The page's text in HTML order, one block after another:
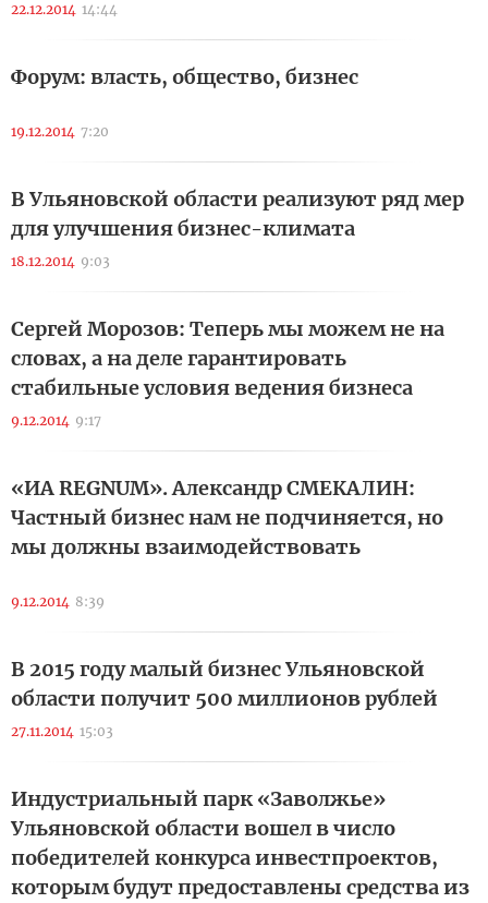
22.12.2014 14:44
Форум: власть, общество, бизнес
19.12.2014 7:20
В Ульяновской области реализуют ряд мер
для улучшения бизнес-климата
18.12.2014 9:03
Сергей Морозов: Теперь мы можем не на
словах, а на деле гарантировать
стабильные условия ведения бизнеса
9.12.2014 9:17
«ИА REGNUM». Александр СМЕКАЛИН:
Частный бизнес нам не подчиняется, но
мы должны взаимодействовать
9.12.2014 8:39
В 2015 году малый бизнес Ульяновской
области получит 500 миллионов рублей
27.11.2014 15:03
Индустриальный парк «Заволжье»
Ульяновской области вошел в число
победителей конкурса инвестпроектов,
которым будут предоставлены средства из